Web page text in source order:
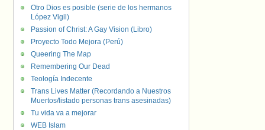
Otro Dios es posible (serie de los hermanos
López Vigil)
Passion of Christ: A Gay Vision (Libro)
Proyecto Todo Mejora (Perú)
Queering The Map
Remembering Our Dead
Teología Indecente
Trans Lives Matter (Recordando a Nuestros
Muertos/listado personas trans asesinadas)
Tu vida va a mejorar
WEB Islam